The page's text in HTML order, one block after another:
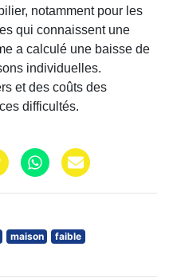
notamment pour les
qui connaissent une
a calculé une baisse de
individuelles.
et des coûts des
difficultés.
maison
faible